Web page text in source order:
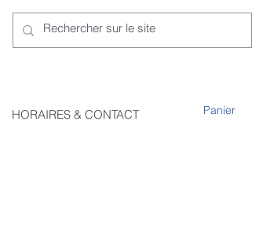
HORAIRES & CONTACT Panier